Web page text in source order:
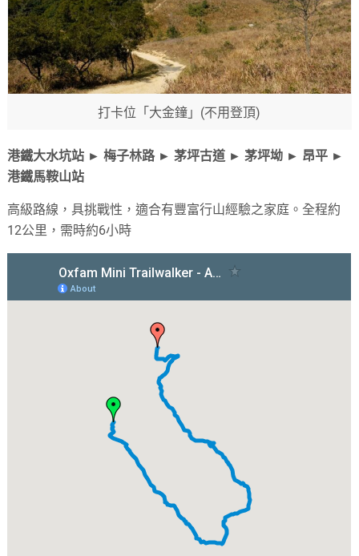
打卡位「大金鐘」(不用登頂)
港鐵大水坑站 ► 梅子林路 ► 茅坪古道 ► 茅坪坳 ► 昂平 ►
港鐵馬鞍山站
高級路線，具挑戰性，適合有豐富行山經驗之家庭。全程約
12公里，需時約6小時